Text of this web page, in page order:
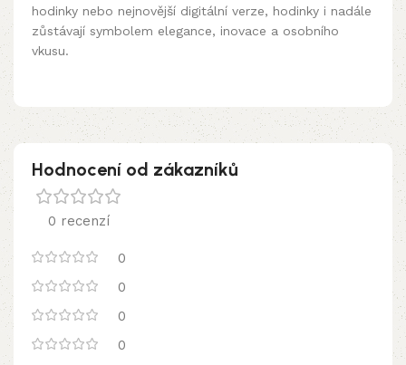
hodinky nebo nejnovější digitální verze, hodinky i nadále
zůstávají symbolem elegance, inovace a osobního
vkusu.
Hodnocení od zákazníků
0 recenzí
0
0
0
0